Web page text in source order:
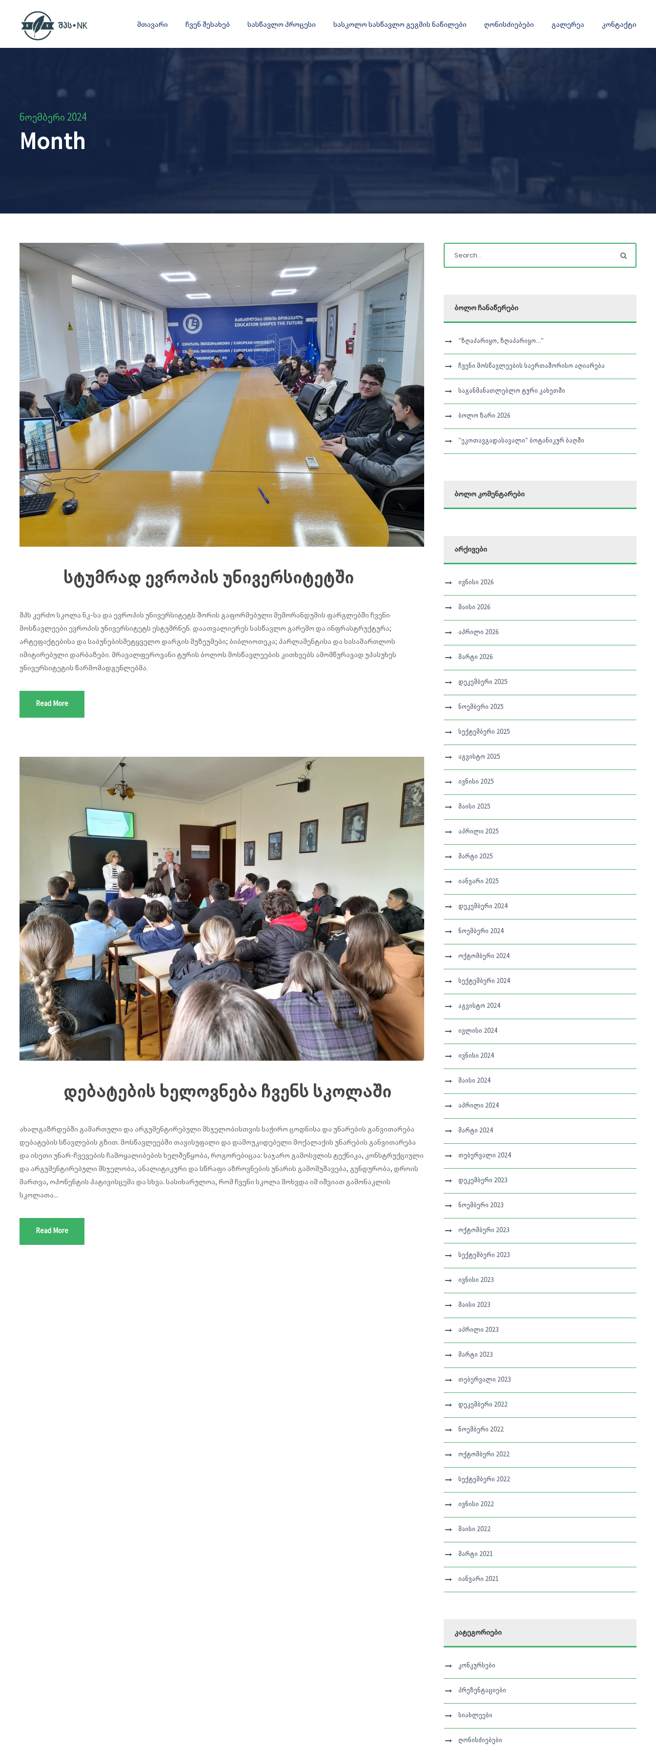
მთავარი ჩვენ შესახებ სასწავლო პროცესი სასკოლო სასწავლო გეგმის ნაწილები ღონისძიებები გალერეა კონტაქტი
ნოემბერი 2024
Month
სტუმრად ევროპის უნივერსიტეტში
შპს კერძო სკოლა ნკ-სა და ევროპის უნივერსიტეტს შორის გაფორმებული მემორანდუმის ფარგლებში ჩვენი
მოსწავლეები ევროპის უნივერსიტეტს ესტუმრნენ. დაათვალიერეს სასწავლო გარემო და ინფრასტრუქტურა;
არტეფაქტებისა და საბუნებისმეტყველო დარგის მუზეუმები; ბიბლიოთეკა; პარლამენტისა და სასამართლოს
იმიტირებული დარბაზები. მრავალფეროვანი ტურის ბოლოს მოსწავლეების კითხვებს ამომწურავად უპასუხეს
უნივერსიტეტის წარმომადგენლებმა.
Read More
დებატების ხელოვნება ჩვენს სკოლაში
ახალგაზრდებში გამართული და არგუმენტირებული მსჯელობისთვის საჭირო ცოდნისა და უნარების განვითარება
დებატების სწავლების გზით. მოსწავლეებში თავისუფალი და დამოუკიდებელი მოქალაქის უნარების განვითარება
და ისეთი უნარ-ჩვევების ჩამოყალიბების ხელშეწყობა, როგორებიცაა: საჯარო გამოსვლის ტექნიკა, კონსტრუქციული
და არგუმენტირებული მსჯელობა, ანალიტიკური და სწრაფი აზროვნების უნარის გამომუშავება, გუნდურობა, დროის
მართვა, ოპონენტის პატივისცემა და სხვა. სასიხარულოა, რომ ჩვენი სკოლა მოხვდა იმ იშვიათ გამონაკლის
სკოლათა...
Read More
ბოლო ჩანაწერები
“ზღაპარიყო, ზღაპარიყო…”
ჩვენი მოსწავლეების საერთაშორისო აღიარება
საგანმანათლებლო ტური კახეთში
ბოლო ზარი 2026
“ეკოთავგადასავალი” ბოტანიკურ ბაღში
ბოლო კომენტარები
არქივები
ივნისი 2026
მაისი 2026
აპრილი 2026
მარტი 2026
დეკემბერი 2025
ნოემბერი 2025
სექტემბერი 2025
აგვისტო 2025
ივნისი 2025
მაისი 2025
აპრილი 2025
მარტი 2025
იანვარი 2025
დეკემბერი 2024
ნოემბერი 2024
ოქტომბერი 2024
სექტემბერი 2024
აგვისტო 2024
ივლისი 2024
ივნისი 2024
მაისი 2024
აპრილი 2024
მარტი 2024
თებერვალი 2024
დეკემბერი 2023
ნოემბერი 2023
ოქტომბერი 2023
სექტემბერი 2023
ივნისი 2023
მაისი 2023
აპრილი 2023
მარტი 2023
თებერვალი 2023
დეკემბერი 2022
ნოემბერი 2022
ოქტომბერი 2022
სექტემბერი 2022
ივნისი 2022
მაისი 2022
მარტი 2021
იანვარი 2021
კატეგორიები
კონკურსები
პრეზენტაციები
სიახლეები
ღონისძიებები